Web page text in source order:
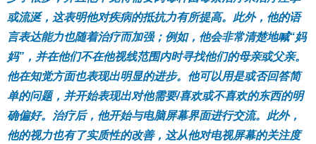
或流涎，这表明他对疾病的抵抗力有所提高。此外，他的语
言表达能力也随着治疗而加强；例如，他会非常清楚地喊“妈
妈”，并在他们不在他视线范围内时寻找他们的母亲或父亲。
他在知觉方面也表现出明显的进步。他可以用是或否回答简
单的问题，并开始表现出对他需要/喜欢或不喜欢的东西的明
确偏好。治疗后，他开始与电脑屏幕界面进行交流。此外，
他的视力也有了实质性的改善，这从他对电视屏幕的关注度